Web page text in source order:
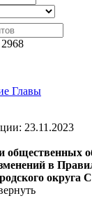
Главы
23.11.2023
общественных
в
округа